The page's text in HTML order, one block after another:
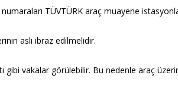
TÜVTÜRK araç muayene
aslı ibraz edilmelidir.
gibi vakalar görülebilir. Bu nedenle araç